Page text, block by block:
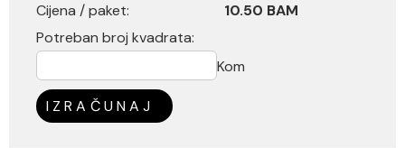
Cijena / paket:
10.50 BAM
Potreban broj kvadrata:
Kom
IZRAČUNAJ